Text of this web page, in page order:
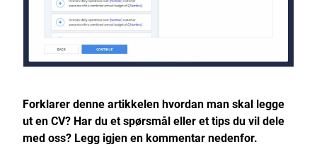
Forklarer denne artikkelen hvordan man skal legge
ut en CV? Har du et spørsmål eller et tips du vil dele
med oss? Legg igjen en kommentar nedenfor.